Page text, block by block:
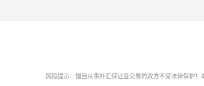
风险提示：擅自从事外汇保证金交易的双方不受法律保护